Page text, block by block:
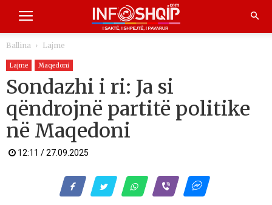
Ballina Lajme
Lajme Maqedoni
Sondazhi i ri: Ja si
qëndrojnë partitë politike
në Maqedoni
12:11 / 27.09.2025